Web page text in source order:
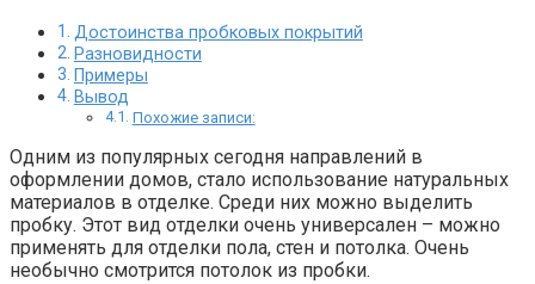
Достоинства пробковых покрытий
Разновидности
Примеры
Вывод
Похожие записи:
Одним из популярных сегодня направлений в
оформлении домов, стало использование натуральных
материалов в отделке. Среди них можно выделить
пробку. Этот вид отделки очень универсален – можно
применять для отделки пола, стен и потолка. Очень
необычно смотрится потолок из пробки.